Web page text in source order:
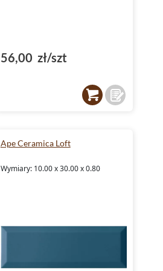
56,00 zł/szt
Ape Ceramica Loft
Wymiary: 10.00 x 30.00 x 0.80